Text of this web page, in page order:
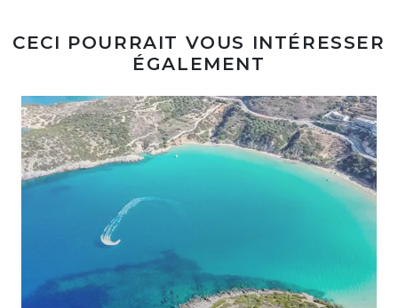
CECI POURRAIT VOUS INTÉRESSER
ÉGALEMENT